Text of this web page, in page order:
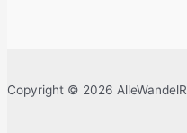
Copyright © 2026